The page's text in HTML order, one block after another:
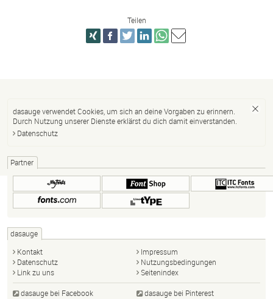
Teilen
dasauge verwendet Cookies, um sich an deine Vorgaben zu erinnern.
Durch Nutzung unserer Dienste erklärst du dich damit einverstanden.
Datenschutz
Partner
dasauge
Kontakt
Impressum
Datenschutz
Nutzungsbedingungen
Link zu uns
Seitenindex
dasauge bei Facebook dasauge bei Pinterest